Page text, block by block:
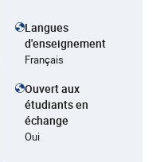
Langues
d'enseignement
Français
Ouvert aux
étudiants en
échange
Oui